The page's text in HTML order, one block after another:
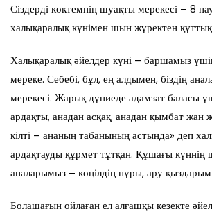
Сіздерді көктемнің шуақты мерекесі – 8
халықаралық күнімен шын жүректен
Халықаралық әйелдер күні – баршамыз
мереке. Себебі, бұл, ең алдымен, біздің
мерекесі. Жарық дүниеде адамзат баласы
ардақты, анадан асқақ, анадан қымбат
кілті – ананың табанының астында» деп
ардақтауды құрмет тұтқан. Құшағы күннің
аналарымыз – көңілдің нұры, ару
Болашағын ойлаған ел алғашқы кезекте